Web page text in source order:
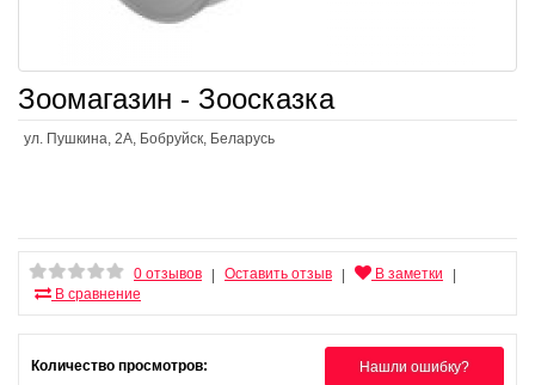
Зоомагазин - Зоосказка
ул. Пушкина, 2А, Бобруйск, Беларусь
0 отзывов Оставить отзыв В заметки
В сравнение
Нашли ошибку?
Количество просмотров: